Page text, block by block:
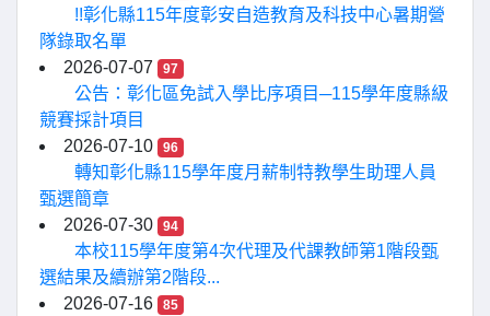
!!彰化縣115年度彰安自造教育及科技中心暑期營
隊錄取名單
2026-07-07
97
公告：彰化區免試入學比序項目─115學年度縣級
競賽採計項目
2026-07-10
96
轉知彰化縣115學年度月薪制特教學生助理人員
甄選簡章
2026-07-30
94
本校115學年度第4次代理及代課教師第1階段甄
選結果及續辦第2階段...
2026-07-16
85